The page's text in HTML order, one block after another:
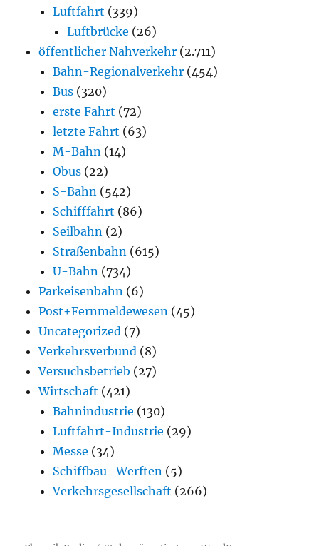
Luftfahrt (339)
Luftbrücke (26)
öffentlicher Nahverkehr (2.711)
Bahn-Regionalverkehr (454)
Bus (320)
erste Fahrt (72)
letzte Fahrt (63)
M-Bahn (14)
Obus (22)
S-Bahn (542)
Schifffahrt (86)
Seilbahn (2)
Straßenbahn (615)
U-Bahn (734)
Parkeisenbahn (6)
Post+Fernmeldewesen (45)
Uncategorized (7)
Verkehrsverbund (8)
Versuchsbetrieb (27)
Wirtschaft (421)
Bahnindustrie (130)
Luftfahrt-Industrie (29)
Messe (34)
Schiffbau_Werften (5)
Verkehrsgesellschaft (266)